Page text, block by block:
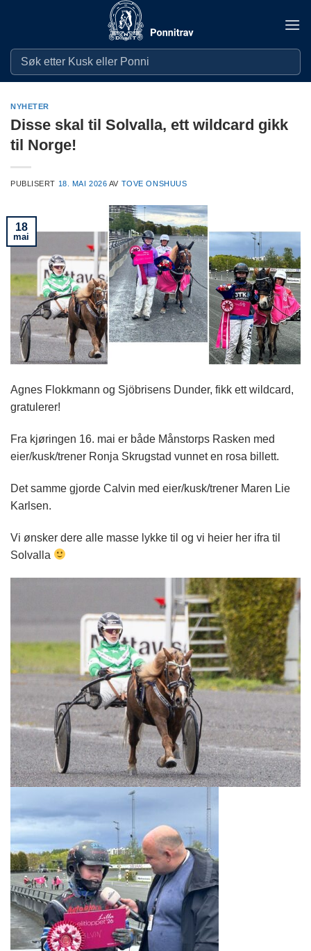
NYHETER
Disse skal til Solvalla, ett wildcard gikk
til Norge!
PUBLISERT 18. MAI 2026 AV TOVE ONSHUUS
18
mai
Agnes Flokkmann og Sjöbrisens Dunder, fikk ett wildcard,
gratulerer!
Fra kjøringen 16. mai er både Månstorps Rasken med
eier/kusk/trener Ronja Skrugstad vunnet en rosa billett.
Det samme gjorde Calvin med eier/kusk/trener Maren Lie
Karlsen.
Vi ønsker dere alle masse lykke til og vi heier her ifra til
Solvalla